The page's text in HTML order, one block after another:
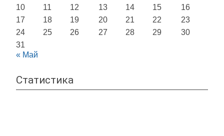
10
11 12 13 14 15
16
17
18 19 20 21 22
23
24
25 26 27 28 29
30
31
« Май
Статистика